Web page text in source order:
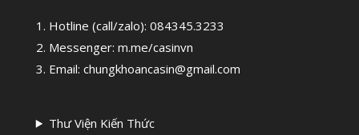
1. Hotline (call/zalo): 084345.3233
2. Messenger: m.me/casinvn
3. Email: chungkhoancasin@gmail.com
Thư Viện Kiến Thức